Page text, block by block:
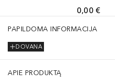
0,00 €
PAPILDOMA INFORMACIJA
DOVANA
APIE PRODUKTĄ